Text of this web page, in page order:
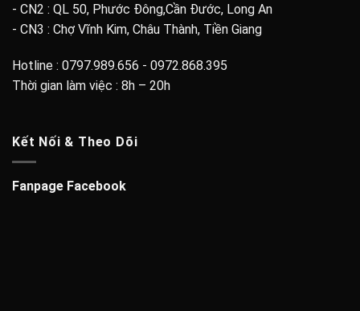
- CN2 : QL 50, Phước Đông,Cần Đước, Long An
- CN3 : Chợ Vĩnh Kim, Châu Thành, Tiền Giang
Hotline : 0797.989.656 - 0972.868.395
Thời gian làm việc : 8h – 20h
Kết Nối & Theo Dõi
Fanpage Facebook